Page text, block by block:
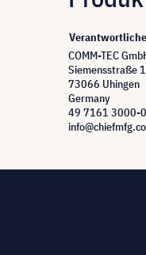
COMM-TEC
Siemensstraße
73066 Uhingen
Germany
49 7161 3000-0